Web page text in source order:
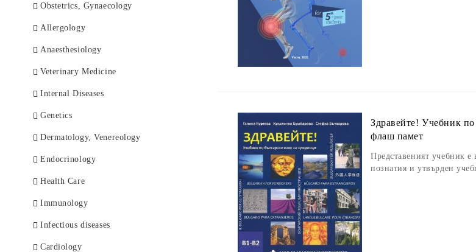
Documentary and Memoirs
Fiction
Spiritually
Travel Guides
Children's Books
Others
Foreign Language
German Books
Others
Obstetrics, Gynaecology
Allergology
Аnaesthesiology
Veterinary Medicine
Internal Diseases
Genetics
Dermatology, Venereology
Endocrinology
Health Care
Immunology
Infectious diseases
Cardiology
Здравейте! Учебник
флаш памет
Представеният учебник е
познатия и утвърден